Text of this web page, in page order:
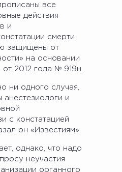
все
действия
и
смерти
защищены от
на основании
2012 года № 919н.
ни одного случая,
анестезиологи и
с констатацией
он «Известиям».
однако, что надо
неучастия
органного